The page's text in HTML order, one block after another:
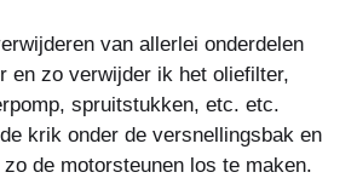
van allerlei onderdelen
en zo verwijder ik het oliefilter,
spruitstukken, etc. etc.
krik onder de versnellingsbak en
de motorsteunen los te maken.